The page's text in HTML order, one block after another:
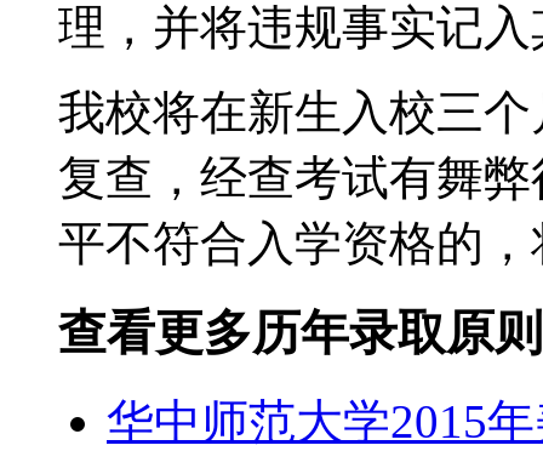
理，并将违规事实记
我校将在新生入校三
复查，经查考试有舞
平不符合入学资格的
查看更多历年录取原则
华中师范大学2015